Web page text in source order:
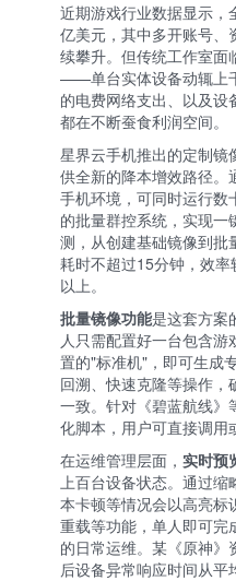
近期游戏行业数据显示，
亿美元，其中多开账号、
续攀升。但传统工作室面
——单台实体设备动辄上
的电费网络支出、以及设
都在不断蚕食利润空间。
星界云手机推出的定制镜
供全新的降本增效路径。
手机环境，可同时运行数
的批量群控系统，实现
测，从创建基础镜像到批
耗时不超过15分钟，效
以上。
批量镜像功能是这套方案
人只需配置好一台包含
置的"标准机"，即可生成
回溯、快速克隆等操作，
一致。针对《碧蓝航线》
化脚本，用户可直接调用
在运维管理层面， 实时预
上百台设备状态。通过缩
本卡顿等情况会以高亮标
重载等功能，单人即可完
的日常运维。某《原神》
后设备异常响应时间从平